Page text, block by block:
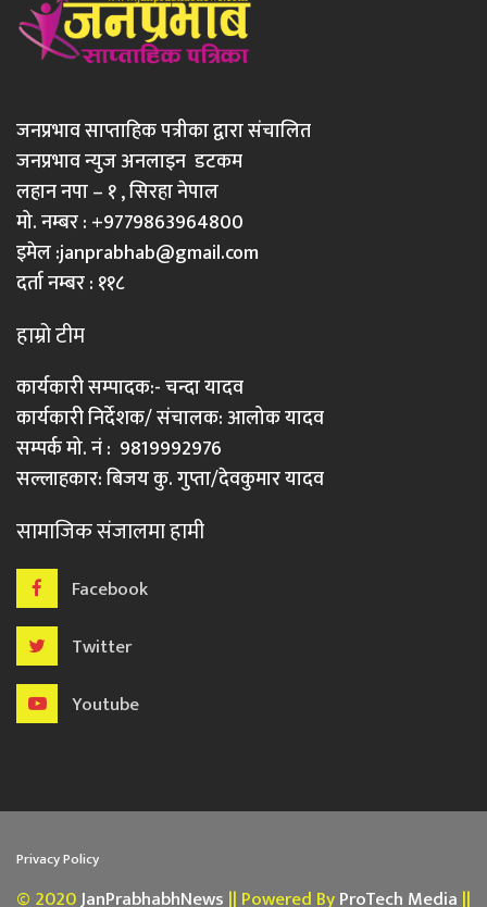
जनप्रभाव साप्ताहिक पत्रीका द्वारा संचालित
जनप्रभाव न्युज अनलाइन डटकम
लहान नपा – १ , सिरहा नेपाल
मो. नम्बर : +9779863964800
इमेल :janprabhab@gmail.com
दर्ता नम्बर : ११८
हाम्रो टीम
कार्यकारी सम्पादक:- चन्दा यादव
कार्यकारी निर्देशक/ संचालक: आलोक यादव
सम्पर्क मो. नं : 9819992976
सल्लाहकार: बिजय कु. गुप्ता/देवकुमार यादव
सामाजिक संजालमा हामी
Facebook
Twitter
Youtube
Privacy Policy
© 2020JanPrabhabhNews || Powered ByProTech Media ||